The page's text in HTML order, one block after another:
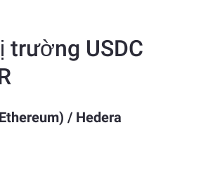
trường USDC
/ Hedera